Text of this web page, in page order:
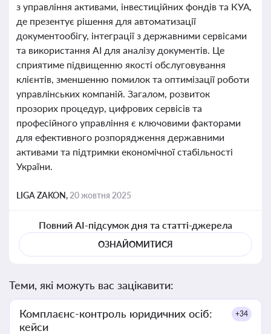
з управління активами, інвестиційних фондів та КУА,
де презентує рішення для автоматизації
документообігу, інтеграції з державними сервісами
та використання AI для аналізу документів. Це
сприятиме підвищенню якості обслуговування
клієнтів, зменшенню помилок та оптимізації роботи
управлінських компаній. Загалом, розвиток
прозорих процедур, цифрових сервісів та
професійного управління є ключовими факторами
для ефективного розпорядження державними
активами та підтримки економічної стабільності
України.
LIGA ZAKON, 20 жовтня 2025
Повний AI-підсумок дня та статті-джерела
ОЗНАЙОМИТИСЯ
Теми, які можуть вас зацікавити:
Комплаєнс-контроль юридичних осіб:
кейси
+34